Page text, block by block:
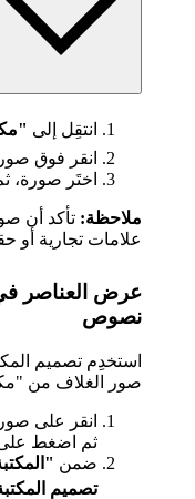
انتقِل إلى
انقر فوق
اختَر صورة،
ملاحظة: تأكد أن
علامات تجارية أو
عرض العناصر
نصوص
استخدِم تصميم
صور الغلاف من
انقر على
ثم اضغط
ضمن
تصميم